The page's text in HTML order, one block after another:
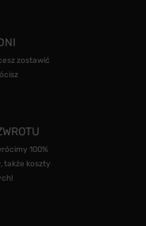
zostawić
100%
także koszty